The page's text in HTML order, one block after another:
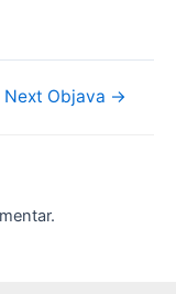
Next Objava →